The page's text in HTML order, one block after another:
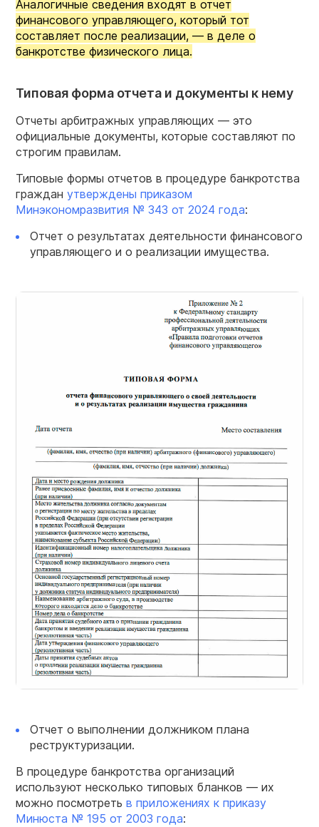
Аналогичные сведения входят в отчет
финансового управляющего, который тот
составляет после реализации, — в деле о
банкротстве физического лица.
Типовая форма отчета и документы к нему
Отчеты арбитражных управляющих — это
официальные документы, которые составляют по
строгим правилам.
Типовые формы отчетов в процедуре банкротства
граждан утверждены приказом
Минэкономразвития № 343 от 2024 года:
Отчет о результатах деятельности финансового
управляющего и о реализации имущества.
Отчет о выполнении должником плана
реструктуризации.
В процедуре банкротства организаций
используют несколько типовых бланков — их
можно посмотреть в приложениях к приказу
Минюста № 195 от 2003 года: